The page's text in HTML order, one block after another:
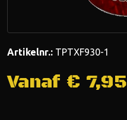
Artikelnr.: TPTXF930-1
Vanaf € 7,95